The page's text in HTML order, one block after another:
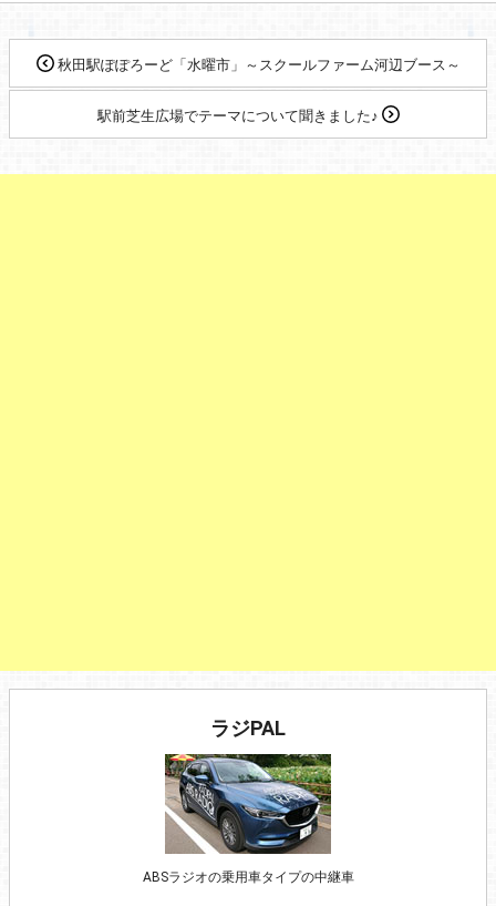
秋田駅ぽぽろーど「水曜市」～スクールファーム河辺ブース～
駅前芝生広場でテーマについて聞きました♪
ラジPAL
ABSラジオの乗用車タイプの中継車